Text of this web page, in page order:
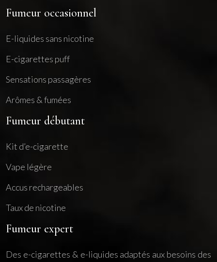
Fumeur occasionnel
E-liquides sans nicotine
E-cigarettes puff
Sensations passagères
Arômes & fumées
Fumeur débutant
Kit d’e-cigarette
Vape légère
Accus rechargeables
Taux de nicotine
Fumeur expert
Des e-cigarettes & e-liquides adaptés aux besoins des